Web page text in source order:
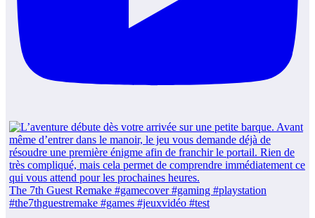
The 7th Guest Remake #gamecover #gaming #playstation
#the7thguestremake #games #jeuxvidéo #test